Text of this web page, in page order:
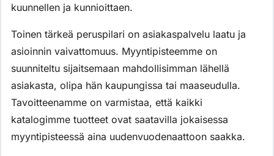
kuunnellen ja kunnioittaen.
Toinen tärkeä peruspilari on asiakaspalvelu laatu ja
asioinnin vaivattomuus. Myyntipisteemme on
suunniteltu sijaitsemaan mahdollisimman lähellä
asiakasta, olipa hän kaupungissa tai maaseudulla.
Tavoitteenamme on varmistaa, että kaikki
katalogimme tuotteet ovat saatavilla jokaisessa
myyntipisteessä aina uudenvuodenaattoon saakka.